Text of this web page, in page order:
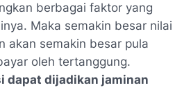
berbagai faktor yang
Maka semakin besar nilai
akan semakin besar pula
oleh tertanggung.
dapat dijadikan jaminan